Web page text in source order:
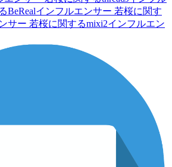
BeRealインフルエンサー 若桜に関す
サー 若桜に関するmixi2インフルエン